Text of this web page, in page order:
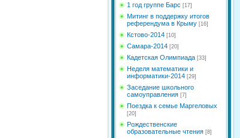
1 год группе Барс [17]
Митинг в поддержку итогов
референдума в Крыму [16]
Кстово-2014 [10]
Самара-2014 [20]
Кадетская Олимпиада [33]
Неделя математики и
информатики-2014 [29]
Заседание школьного
самоуправления [7]
Поездка к семье Маргеловых
[20]
Рождественские
образовательные чтения [8]